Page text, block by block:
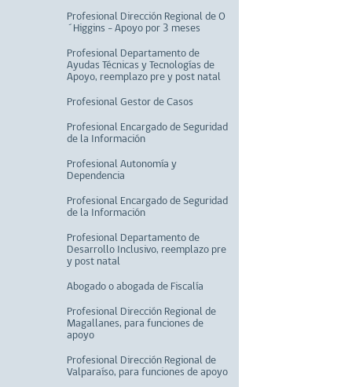
Profesional Dirección Regional de O
´Higgins - Apoyo por 3 meses
Profesional Departamento de
Ayudas Técnicas y Tecnologías de
Apoyo, reemplazo pre y post natal
Profesional Gestor de Casos
Profesional Encargado de Seguridad
de la Información
Profesional Autonomía y
Dependencia
Profesional Encargado de Seguridad
de la Información
Profesional Departamento de
Desarrollo Inclusivo, reemplazo pre
y post natal
Abogado o abogada de Fiscalía
Profesional Dirección Regional de
Magallanes, para funciones de
apoyo
Profesional Dirección Regional de
Valparaíso, para funciones de apoyo